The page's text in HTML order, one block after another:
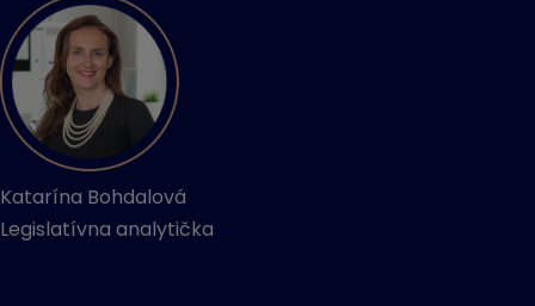
Katarína Bohdalová
Legislatívna analytička